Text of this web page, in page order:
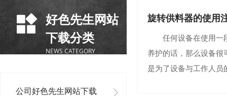
好色先生网站
下载分类
NEWS CATEGORY
公司好色先生网站下载
旋转供料器的使用
任何设备在使用一段
养护的话，那么设备
是为了设备与工作人